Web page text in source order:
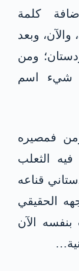
كلمة
وبعد
ومن
شيء اسم
فمصيره
الثعلب
قناعه
الحقيقي
الآن